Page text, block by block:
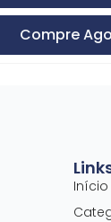
Compre
Início